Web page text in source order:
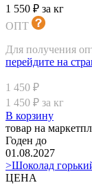
1 550 ₽ за кг
ОПТ
Для получения
перейдите на
1 450 ₽
1 450 ₽ за кг
В корзину
товар на
Годен до
01.08.2027
>Шоколад
ЦЕНА